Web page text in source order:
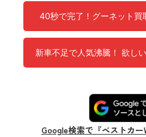
40秒で完了！グーネット
新車不足で人気沸騰！ 欲し
Google検索で『ベストカ